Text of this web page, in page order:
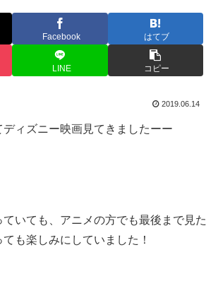
Facebook はてブ
LINE コピー
2019.06.14
ィズニー映画見てきましたーー
ていても、アニメの方でも最後まで見た
も楽しみにしていました！